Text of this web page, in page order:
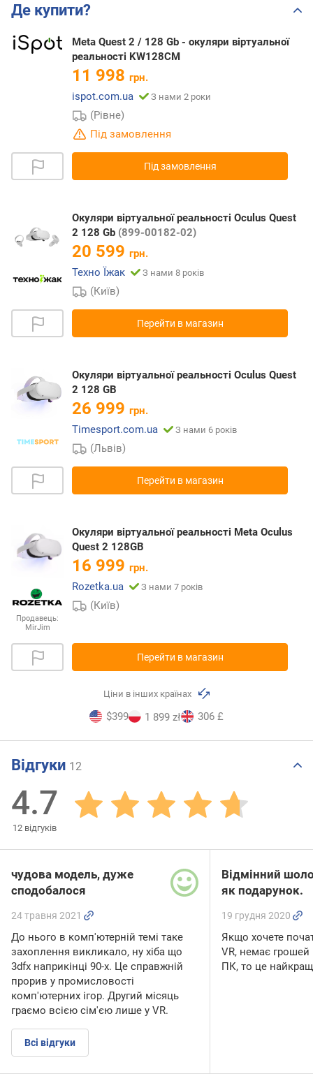
Де купити?
Meta Quest 2 / 128 Gb - окуляри віртуальної
реальності KW128CM
11 998 грн.
ispot.com.ua
З нами 2 роки
(Рівне)
Під замовлення
Під замовлення
Окуляри віртуальної реальності Oculus Quest
2 128 Gb (899-00182-02)
20 599 грн.
Техно Їжак
З нами 8 років
(Київ)
Перейти в магазин
Окуляри віртуальної реальності Oculus Quest
2 128 GB
26 999 грн.
Timesport.com.ua
З нами 6 років
(Львів)
Перейти в магазин
Продавець:
MirJim
Окуляри віртуальної реальності Meta Oculus
Quest 2 128GB
16 999 грн.
Rozetka.ua
З нами 7 років
(Київ)
Перейти в магазин
Ціни в інших країнах
$399 1 899 zł 306 £
Відгуки 12
4.7
12 відгуків
чудова модель, дуже
сподобалося
24 травня 2021
До нього в комп'ютерній темі таке
захоплення викликало, ну хіба що
3dfx наприкінці 90-х. Це справжній
прорив у промисловості
комп'ютерних ігор. Другий місяць
граємо всією сім'єю лише у VR.
Всі відгуки
Відмінний
як подарунок.
19 грудня 2020
Якщо хочете
VR, немає грошей
ПК, то це